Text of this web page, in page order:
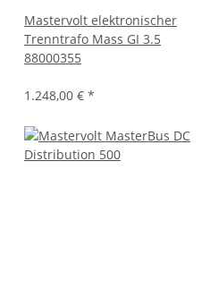
Mastervolt elektronischer
Trenntrafo Mass GI 3.5
88000355
1.248,00 € *